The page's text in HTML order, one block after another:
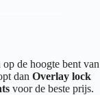
de hoogte bent van
dan Overlay lock
voor de beste prijs.